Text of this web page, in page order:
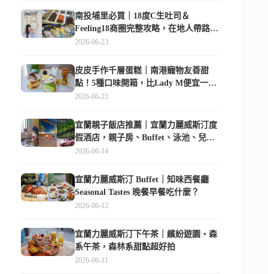
南投埔里必買｜18度C生吐司＆
Feeling18商圈完整攻略，在地人帶路這
樣逛
2026-06-23
皮皮手作千層蛋糕｜南港寵物友善甜
點！5種口味開箱，比Lady M便宜一半
的台北隱藏版
2026-06-23
宜蘭親子飯店推薦｜宜蘭力麗威斯汀度
假酒店，親子房、Buffet、泳池、兒童
俱樂部超適合放電
2026-06-14
宜蘭力麗威斯汀 Buffet｜知味西餐廳
Seasonal Tastes 晚餐早餐吃什麼？
2026-06-12
宜蘭力麗威斯汀下午茶｜繽紛遊園・森
系午茶，森林系甜點超好拍
2026-06-11